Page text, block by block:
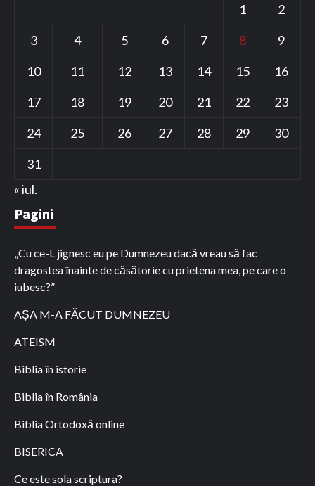
1
2
3
4 5 6 7 8
9
10
11 12 13 14 15
16
17
18 19 20 21 22
23
24
25 26 27 28 29
30
31
« iul.
Pagini
„Cu ce-L jignesc eu pe Dumnezeu dacă vreau să fac
dragostea înainte de căsătorie cu prietena mea, pe care o
iubesc?”
AȘA M-A FĂCUT DUMNEZEU
ATEISM
Biblia în istorie
Biblia în România
Biblia Ortodoxă online
BISERICA
Ce este sola scriptura?